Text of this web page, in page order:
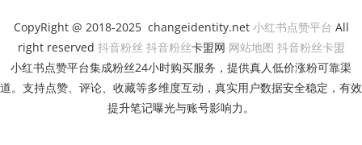
CopyRight @ 2018-2025 changeidentity.net 小红书点赞平台 All
right reserved 抖音粉丝 抖音粉丝卡盟网 网站地图 抖音粉丝卡盟
小红书点赞平台集成粉丝24小时购买服务，提供真人低价涨粉可靠渠
道。支持点赞、评论、收藏等多维度互动，真实用户数据安全稳定，有效
提升笔记曝光与账号影响力。